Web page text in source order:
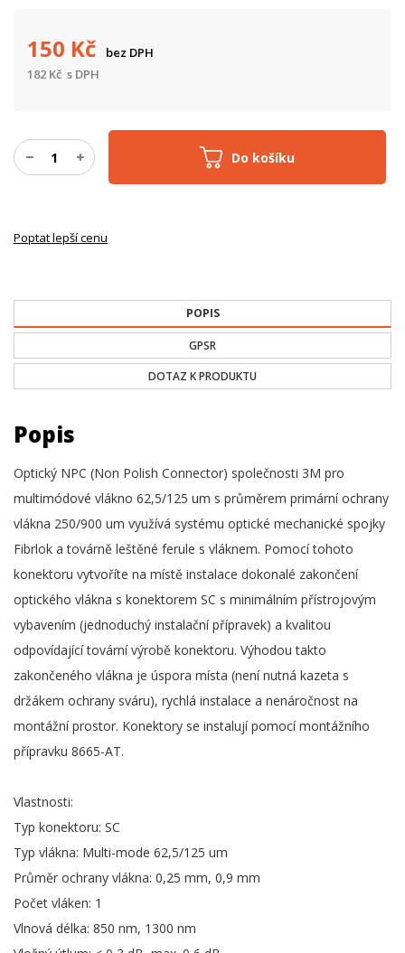
Do košíku
150 Kč
bez DPH
182 Kč s DPH
Poptat lepší cenu
POPIS
GPSR
DOTAZ K PRODUKTU
Popis
Optický NPC (Non Polish Connector) společnosti 3M pro
multimódové vlákno 62,5/125 um s průměrem primární ochrany
vlákna 250/900 um využívá systému optické mechanické spojky
Fibrlok a továrně leštěné ferule s vláknem. Pomocí tohoto
konektoru vytvoříte na místě instalace dokonalé zakončení
optického vlákna s konektorem SC s minimálním přístrojovým
vybavením (jednoduchý instalační přípravek) a kvalitou
odpovídající tovární výrobě konektoru. Výhodou takto
zakončeného vlákna je úspora místa (není nutná kazeta s
držákem ochrany sváru), rychlá instalace a nenáročnost na
montážní prostor. Konektory se instalují pomocí montážního
přípravku 8665-AT.
Vlastnosti:
Typ konektoru: SC
Typ vlákna: Multi-mode 62,5/125 um
Průměr ochrany vlákna: 0,25 mm, 0,9 mm
Počet vláken: 1
Vlnová délka: 850 nm, 1300 nm